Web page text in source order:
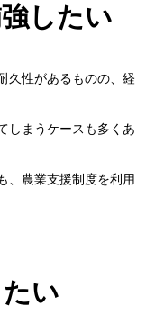
したい
久性があるものの、経
しまうケースも多くあ
、農業支援制度を利用
い